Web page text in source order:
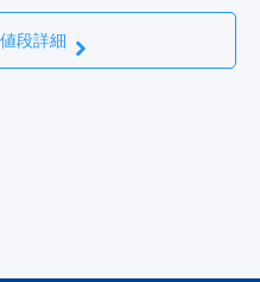
段詳細